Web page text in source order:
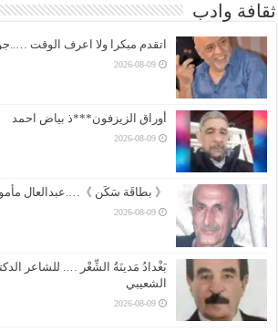
ثقافة وادب
اتقدم مبكرا ولا اعرف الوقت
2026-08-09
أوراق الزيزفون***ذ بياض احمد
2026-08-09
《 بطاقَة سَكَن 》….عبدالعال
2026-08-09
بَغْدادُ مَدينَةُ الشِّعْر …. للشاعر
الشعيبي
2026-08-09